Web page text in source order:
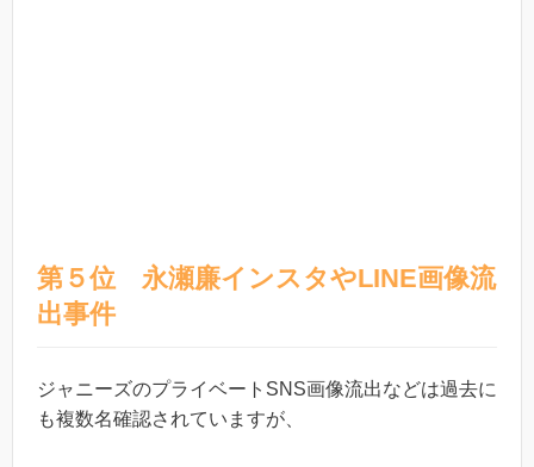
第５位 永瀬廉インスタやLINE画像流
出事件
ジャニーズのプライベートSNS画像流出などは過去に
も複数名確認されていますが、